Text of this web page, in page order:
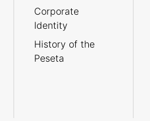
Corporate
Identity
History of the
Peseta